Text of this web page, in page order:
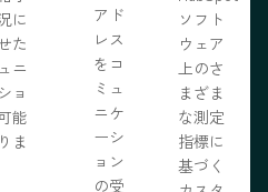
に
た
ニ
ョ
能
ま
アド
レス
をコ
ミュ
ニケ
ーシ
ョン
の受
ソフト
ウェア
上のさ
まざま
な測定
指標に
基づく